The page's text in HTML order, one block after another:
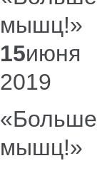
мышц!»
15июня
2019
«Больше
мышц!»